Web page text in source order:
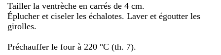
Tailler la ventrèche en carrés de 4 cm.
Éplucher et ciseler les échalotes. Laver et égoutter les
girolles.
Préchauffer le four à 220 °C (th. 7).